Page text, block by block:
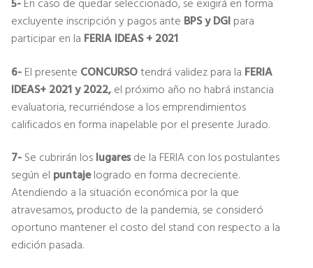
excluyente inscripción y pagos ante BPS y DGI para
participar en la FERIA IDEAS + 2021
6- El presente CONCURSOtendrá validez para la FERIA
IDEAS+ 2021 y 2022, el próximo año no habrá instancia
evaluatoria, recurriéndose a los emprendimientos
calificados en forma inapelable por el presente Jurado.
7- Se cubrirán los lugaresde la FERIA con los postulantes
según el puntajelogrado en forma decreciente.
Atendiendo a la situación económica por la que
atravesamos, producto de la pandemia, se consideró
oportuno mantener el costo del stand con respecto a la
edición pasada.